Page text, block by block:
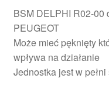
BSM DELPHI R02-00
PEUGEOT
Może mieć pęknięty
wpływa na działanie
Jednostka jest w